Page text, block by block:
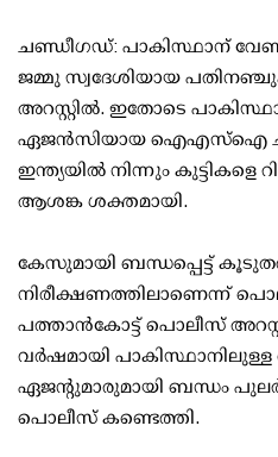
ചണ്ഡീഗഡ്: പാകിസ്ഥാന്
ജമ്മു സ്വദേശിയായ
അറസ്റ്റില്‍. ഇതോടെ
ഏജന്‍സിയായ ഐഎസ്ഐ
ഇന്ത്യയില്‍ നിന്നും കുട്ടികളെ
ആശങ്ക ശക്തമായി.
കേസുമായി ബന്ധപ്പെട്ട്
നിരീക്ഷണത്തിലാണെന്ന്
പത്താന്‍കോട്ട് പൊലീസ്
വര്‍ഷമായി
ഏജന്റുമാരുമായി ബന്ധം
പൊലീസ് കണ്ടെത്തി.